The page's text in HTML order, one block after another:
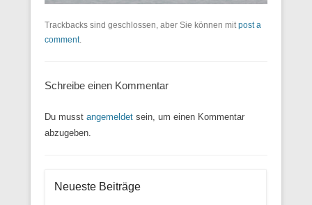
Trackbacks sind geschlossen, aber Sie können mitpost a
comment.
Schreibe einen Kommentar
Du musst angemeldet sein, um einen Kommentar
abzugeben.
Neueste Beiträge